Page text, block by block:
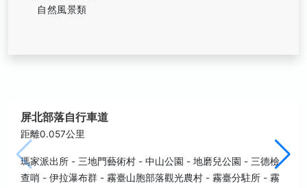
自然風景類
屏北部落自行車道
距離0.057公里
瑪家派出所 - 三地門藝術村 - 中山公園 - 地磨兒公園 - 三德檢
查哨 - 伊拉瀑布群 - 霧臺山胞部落觀光農村 - 霧臺分駐所 - 霧